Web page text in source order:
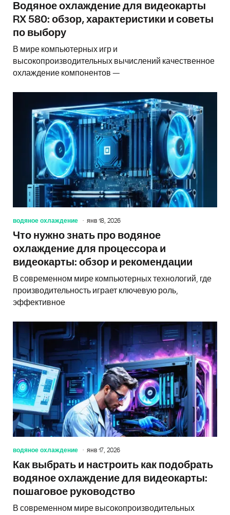
Водяное охлаждение для видеокарты
RX 580: обзор, характеристики и советы
по выбору
В мире компьютерных игр и
высокопроизводительных вычислений качественное
охлаждение компонентов —
водяное охлаждение янв 18, 2026
Что нужно знать про водяное
охлаждение для процессора и
видеокарты: обзор и рекомендации
В современном мире компьютерных технологий, где
производительность играет ключевую роль,
эффективное
водяное охлаждение янв 17, 2026
Как выбрать и настроить как подобрать
водяное охлаждение для видеокарты:
пошаговое руководство
В современном мире высокопроизводительных